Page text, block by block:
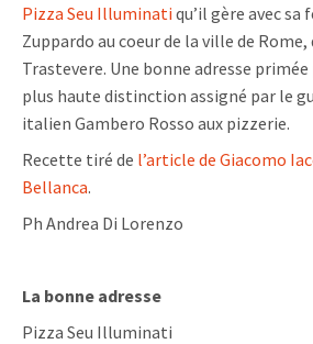
Pizza Seu Illuminati qu’il gère avec sa
Zuppardo au coeur de la ville de
Trastevere. Une bonne adresse primée
plus haute distinction assigné par le
italien Gambero Rosso aux pizzerie.
Recette tiré de l’article de Giacomo
Bellanca.
Ph Andrea Di Lorenzo
La bonne adresse
Pizza Seu Illuminati